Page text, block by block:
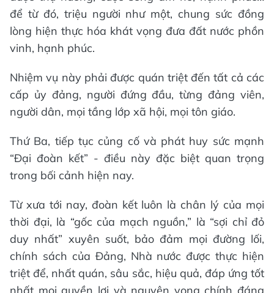
để từ đó, triệu người như một, chung sức đồng
lòng hiện thực hóa khát vọng đưa đất nước phồn
vinh, hạnh phúc.
Nhiệm vụ này phải được quán triệt đến tất cả các
cấp ủy đảng, người đứng đầu, từng đảng viên,
người dân, mọi tầng lớp xã hội, mọi tôn giáo.
Thứ Ba, tiếp tục củng cố và phát huy sức mạnh
“Đại đoàn kết” - điều này đặc biệt quan trọng
trong bối cảnh hiện nay.
Từ xưa tới nay, đoàn kết luôn là chân lý của mọi
thời đại, là “gốc của mạch nguồn,” là “sợi chỉ đỏ
duy nhất” xuyên suốt, bảo đảm mọi đường lối,
chính sách của Đảng, Nhà nước được thực hiện
triệt để, nhất quán, sâu sắc, hiệu quả, đáp ứng tốt
nhất mọi quyền lợi và nguyện vọng chính đáng